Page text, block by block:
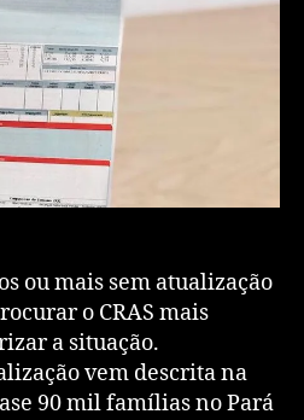
ou mais sem atualização
o CRAS mais
a situação.
vem descrita na
90 mil famílias no Pará